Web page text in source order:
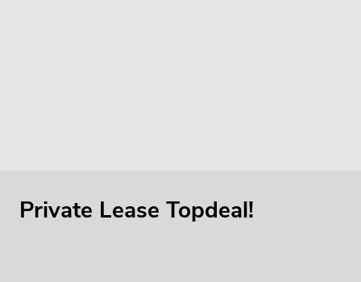
Private Lease Topdeal!